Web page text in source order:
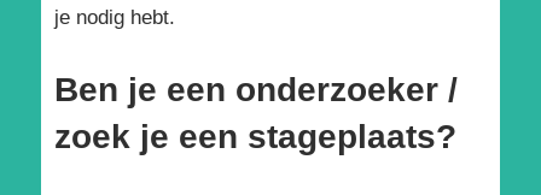
je nodig hebt.
Ben je een onderzoeker /
zoek je een stageplaats?